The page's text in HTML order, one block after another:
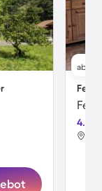
ab
4.7